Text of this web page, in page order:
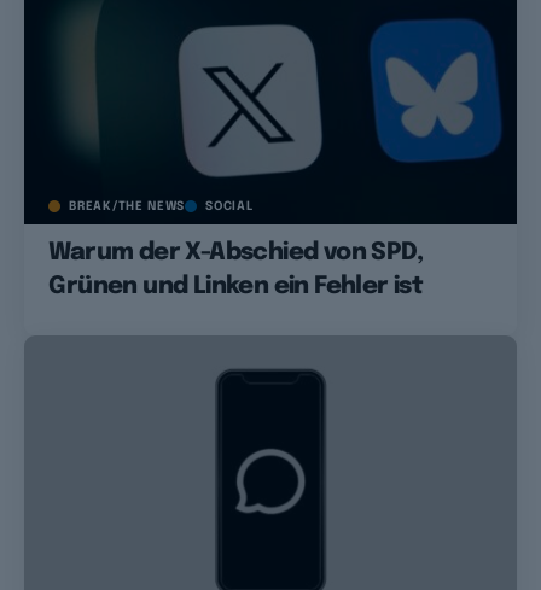
BREAK/THE NEWS SOCIAL
Warum der X-Abschied von SPD,
Grünen und Linken ein Fehler ist